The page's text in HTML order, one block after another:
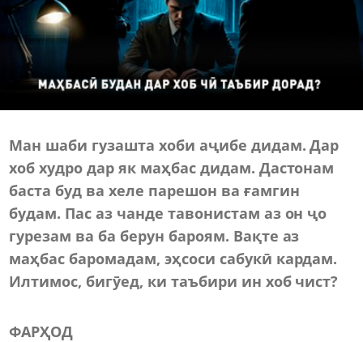
Ман шаби гузашта хоби аҷибе дидам. Дар
хоб худро дар як маҳбас дидам. Дастонам
баста буд ва хеле парешон ва ғамгин
будам. Пас аз чанде тавонистам аз он ҷо
гурезам ва ба берун бароям. Вақте аз
маҳбас баромадам, эҳсоси сабукӣ кардам.
Илтимос, бигӯед, ки таъбири ин хоб чист?
ФАРҲОД